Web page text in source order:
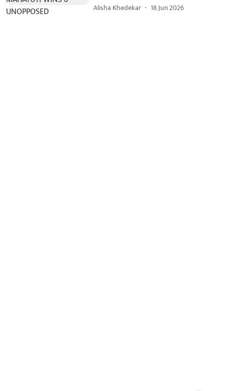
Alisha Khedekar 18 Jun 2026